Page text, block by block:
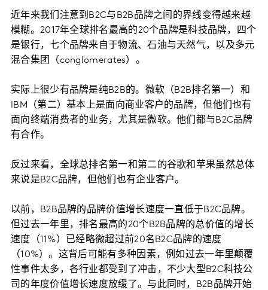
近年来我们注意到B2C与B2B品牌之间的界线变得越来越
模糊。2017年全球排名最高的20个品牌是科技品牌，四个
是银行，七个品牌来自于物流、石油与天然气，以及多元
混合集团（conglomerates）。
实际上很少有品牌是纯B2B的。微软（B2B排名第一）和
IBM（第二）基本上是面向商业客户的品牌，但他们也有
面向终端消费者的业务，尤其是微软。他们都与B2C品牌
有合作。
反过来看，全球总排名第一和第二的谷歌和苹果虽然总体
来说是B2C品牌，但他们也有企业客户。
以前，B2B品牌的品牌价值增长速度一直低于B2C品牌。
但过去一年里，排名最高的20个B2B品牌的总价值的增长
速度（11%）已经略微超过前20名B2C品牌的速度
（10%）。这背后可能有多种因素，例如过去一年里颠覆
性事件太多，各行业都受到了冲击，不少大型B2C科技公
司的年度价值增长速度放缓了。与此同时，B2B品牌开始